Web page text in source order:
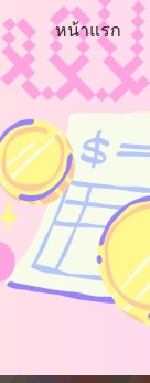
Skip to navigation
หน้าแรก